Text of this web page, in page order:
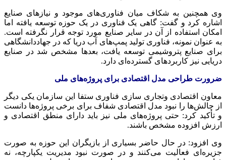
وی همچنین به شکاف میان فناوری‌های موجود و نیازهای صنایع
اشاره کرد و گفت: گاهی یک فناوری در یک حوزه توسعه یافته اما
امکان استفاده از آن در سایر صنایع مورد توجه قرار نگرفته است.
به عنوان نمونه، فناوری تولید پمپ‌های آب دریا که در جهاددانشگاهی
برای صنایع پتروشیمی توسعه یافت، بعدها مشخص شد در صنایع
دریایی نیز کاربردهای گسترده‌ای دارد.
ضرورت طراحی مدل اقتصادی برای پروژه‌های ملی
معاون اقتصادی وتجاری سازی فناوری ستفا این سازمان یکی دیگر
از چالش‌ها را نبود مدل اقتصادی شفاف برای برخی پروژه‌ها دانست
و تأکید کرد: حتی پروژه‌های ملی نیز باید دارای منطق اقتصادی و
ارزش افزوده مشخص باشند.
وی افزود: در حال حاضر بسیاری از بازیگران این حوزه به صورت
جزیره‌ای فعالیت می‌کنند و در صورت نبود مدیریت یکپارچه، نه